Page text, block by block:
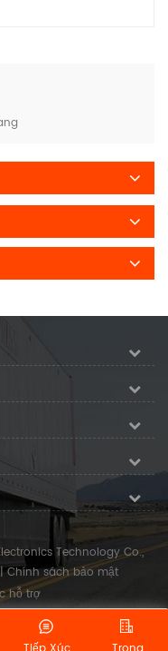
Technology Co.,
| Chính sách bảo mật
hỗ trợ